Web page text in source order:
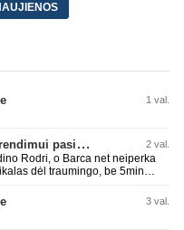
1 val.
Paaiškėjo, kas turėjo įtakos Rodri sprendimui pasirinkti Barselonos pusę 2 val.
Rodri, o Barca net neiperka
dėl traumingo, be 5min
3 val.